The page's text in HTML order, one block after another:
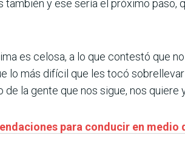
y ese sería el próximo paso,
es celosa, a lo que contestó que
lo más difícil que les tocó
la gente que nos sigue, nos quiere
para conducir en medio